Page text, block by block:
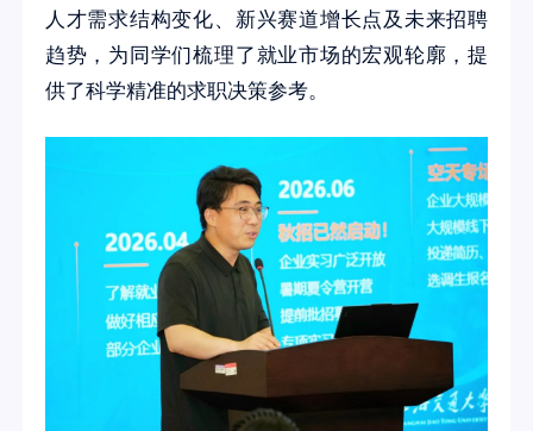
人才需求结构变化、新兴赛道增长点及未来招聘
趋势，为同学们梳理了就业市场的宏观轮廓，提
供了科学精准的求职决策参考。